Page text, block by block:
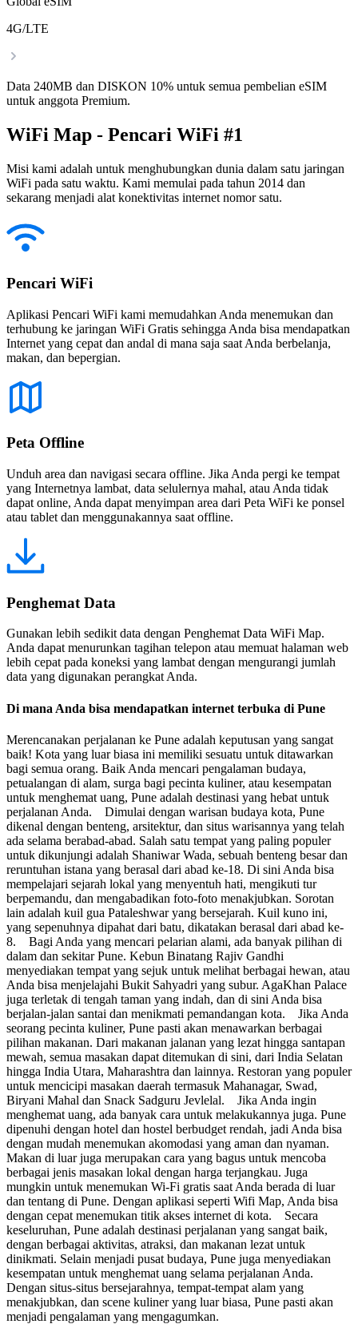
4G/LTE
Data 240MB dan DISKON 10% untuk semua pembelian eSIM
untuk anggota Premium.
WiFi Map - Pencari WiFi #1
Misi kami adalah untuk menghubungkan dunia dalam satu jaringan
WiFi pada satu waktu. Kami memulai pada tahun 2014 dan
sekarang menjadi alat konektivitas internet nomor satu.
Pencari WiFi
Aplikasi Pencari WiFi kami memudahkan Anda menemukan dan
terhubung ke jaringan WiFi Gratis sehingga Anda bisa mendapatkan
Internet yang cepat dan andal di mana saja saat Anda berbelanja,
makan, dan bepergian.
Peta Offline
Unduh area dan navigasi secara offline. Jika Anda pergi ke tempat
yang Internetnya lambat, data selulernya mahal, atau Anda tidak
dapat online, Anda dapat menyimpan area dari Peta WiFi ke ponsel
atau tablet dan menggunakannya saat offline.
Penghemat Data
Gunakan lebih sedikit data dengan Penghemat Data WiFi Map.
Anda dapat menurunkan tagihan telepon atau memuat halaman web
lebih cepat pada koneksi yang lambat dengan mengurangi jumlah
data yang digunakan perangkat Anda.
Di mana Anda bisa mendapatkan internet terbuka di Pune
Merencanakan perjalanan ke Pune adalah keputusan yang sangat
baik! Kota yang luar biasa ini memiliki sesuatu untuk ditawarkan
bagi semua orang. Baik Anda mencari pengalaman budaya,
petualangan di alam, surga bagi pecinta kuliner, atau kesempatan
untuk menghemat uang, Pune adalah destinasi yang hebat untuk
perjalanan Anda. Dimulai dengan warisan budaya kota, Pune
dikenal dengan benteng, arsitektur, dan situs warisannya yang telah
ada selama berabad-abad. Salah satu tempat yang paling populer
untuk dikunjungi adalah Shaniwar Wada, sebuah benteng besar dan
reruntuhan istana yang berasal dari abad ke-18. Di sini Anda bisa
mempelajari sejarah lokal yang menyentuh hati, mengikuti tur
berpemandu, dan mengabadikan foto-foto menakjubkan. Sorotan
lain adalah kuil gua Pataleshwar yang bersejarah. Kuil kuno ini,
yang sepenuhnya dipahat dari batu, dikatakan berasal dari abad ke-
8. Bagi Anda yang mencari pelarian alami, ada banyak pilihan di
dalam dan sekitar Pune. Kebun Binatang Rajiv Gandhi
menyediakan tempat yang sejuk untuk melihat berbagai hewan, atau
Anda bisa menjelajahi Bukit Sahyadri yang subur. AgaKhan Palace
juga terletak di tengah taman yang indah, dan di sini Anda bisa
berjalan-jalan santai dan menikmati pemandangan kota. Jika Anda
seorang pecinta kuliner, Pune pasti akan menawarkan berbagai
pilihan makanan. Dari makanan jalanan yang lezat hingga santapan
mewah, semua masakan dapat ditemukan di sini, dari India Selatan
hingga India Utara, Maharashtra dan lainnya. Restoran yang populer
untuk mencicipi masakan daerah termasuk Mahanagar, Swad,
Biryani Mahal dan Snack Sadguru Jevlelal. Jika Anda ingin
menghemat uang, ada banyak cara untuk melakukannya juga. Pune
dipenuhi dengan hotel dan hostel berbudget rendah, jadi Anda bisa
dengan mudah menemukan akomodasi yang aman dan nyaman.
Makan di luar juga merupakan cara yang bagus untuk mencoba
berbagai jenis masakan lokal dengan harga terjangkau. Juga
mungkin untuk menemukan Wi-Fi gratis saat Anda berada di luar
dan tentang di Pune. Dengan aplikasi seperti Wifi Map, Anda bisa
dengan cepat menemukan titik akses internet di kota. Secara
keseluruhan, Pune adalah destinasi perjalanan yang sangat baik,
dengan berbagai aktivitas, atraksi, dan makanan lezat untuk
dinikmati. Selain menjadi pusat budaya, Pune juga menyediakan
kesempatan untuk menghemat uang selama perjalanan Anda.
Dengan situs-situs bersejarahnya, tempat-tempat alam yang
menakjubkan, dan scene kuliner yang luar biasa, Pune pasti akan
menjadi pengalaman yang mengagumkan.